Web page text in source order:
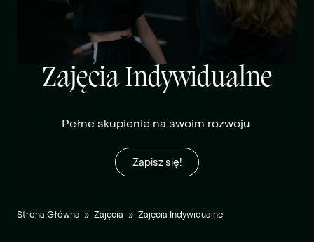
Zajęcia Indywidualne
Pełne skupienie na swoim rozwoju.
Zapisz się!
Strona Główna » Zajęcia » Zajęcia Indywidualne